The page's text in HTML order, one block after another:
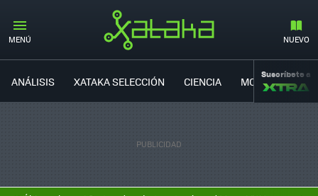
MENÚ NUEVO
ANÁLISIS XATAKA SELECCIÓN CIENCIA MOVILIDAD
Suscríbete a